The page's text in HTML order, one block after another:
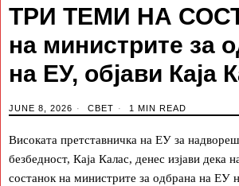
ТРИ ТЕМИ НА
на министрите за
на ЕУ, објави Каја
JUNE 8, 2026 СВЕТ 1 MIN READ
Високата претставничка на ЕУ за
безбедност, Каја Калас, денес изјави дека
состанок на министрите за одбрана на ЕУ